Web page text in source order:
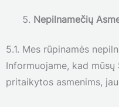
Nepilnamečių
5.1. Mes rūpinamės
Informuojame, kad
pritaikytos asmenims,